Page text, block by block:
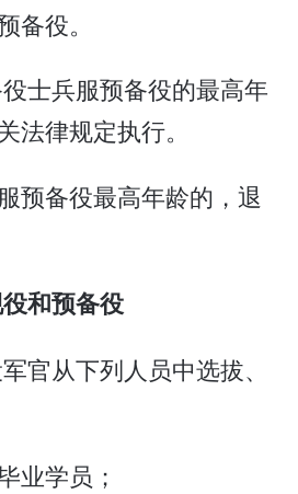
备役。
士兵服预备役的最高年
法律规定执行。
预备役最高年龄的，退
和预备役
官从下列人员中选拔、
业学员；